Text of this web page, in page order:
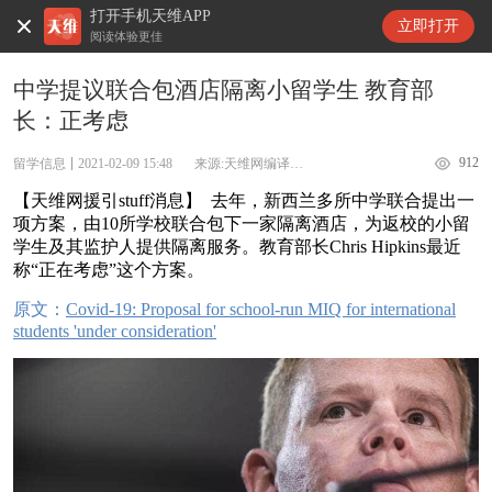
打开手机天维APP
阅读体验更佳
立即打开
天维新闻
中学提议联合包酒店隔离小留学生 教育部
长：正考虑
留学信息 2021-02-09 15:48 912
【天维网援引stuff消息】 去年，新西兰多所中学联合提出一
项方案，由10所学校联合包下一家隔离酒店，为返校的小留
学生及其监护人提供隔离服务。教育部长Chris Hipkins最近
称“正在考虑”这个方案。
原文： Covid-19: Proposal for school-run MIQ for international
students 'under consideration'